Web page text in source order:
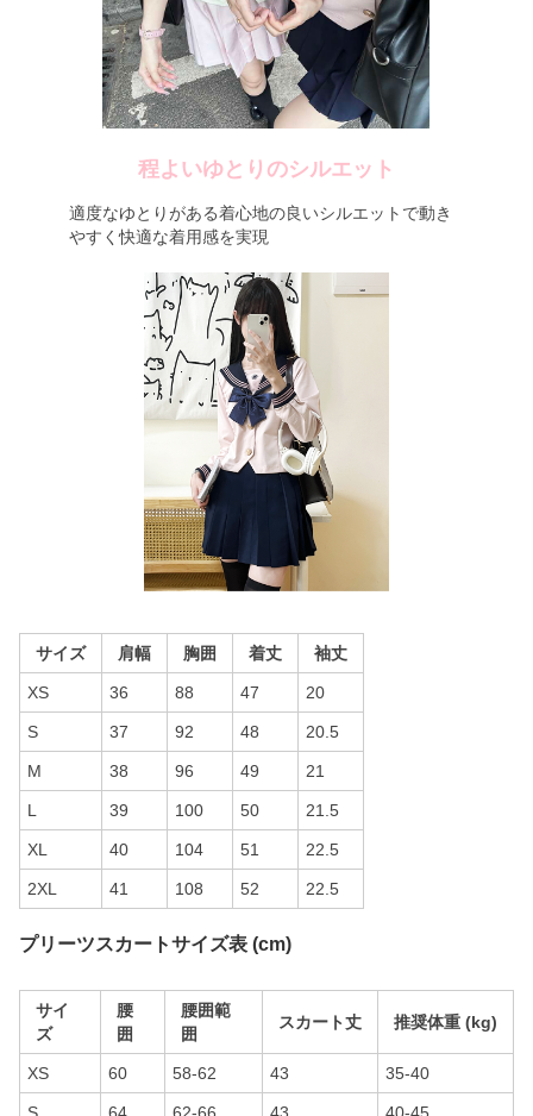
程よいゆとりのシルエット
適度なゆとりがある着心地の良いシルエットで動き
やすく快適な着用感を実現
サイズ 肩幅 胸囲 着丈 袖丈
XS 36 88 47 20
S 37 92 48 20.5
M 38 96 49 21
L 39 100 50 21.5
XL 40 104 51 22.5
2XL 41 108 52 22.5
プリーツスカートサイズ表 (cm)
サイ
ズ
腰
囲
腰囲範
囲
スカート丈 推奨体重 (kg)
XS 60 58-62 43 35-40